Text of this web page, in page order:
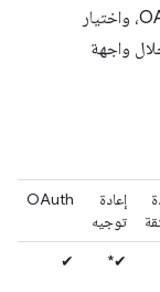
باستخدام هوية معالج الدفع من خلال OAuth، واختيار
واجهة
إعادة
توجيه
OAuth
✔*
✔